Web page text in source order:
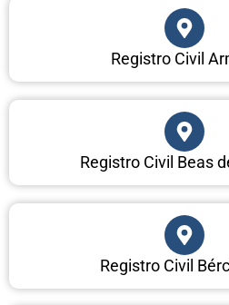
Registro Civil
Registro Civil Beas
Registro Civil